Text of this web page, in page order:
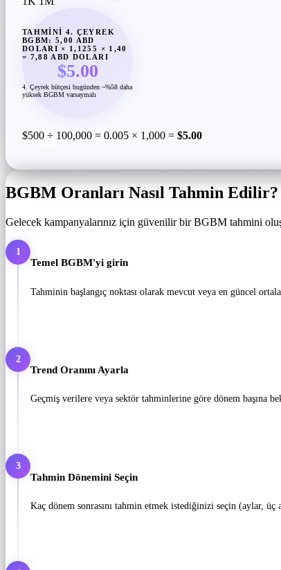
TAHMINI 4. ÇEYREK
BGBM: 5,00 ABD
DOLARI × 1,1255 × 1,40
= 7,88 ABD DOLARI
$5.00
4. Çeyrek bütçesi bugünden ~%58 daha
yüksek BGBM varsaymalı
$500 ÷ 100,000 = 0.005 × 1,000 = $5.00
BGBM Oranları Nasıl Tahmin Edilir?
Gelecek kampanyalarınız için güvenilir bir BGBM tahmini
1
Temel BGBM'yi girin
Tahminin başlangıç ​​noktası olarak mevcut veya en güncel
2
Trend Oranını Ayarla
Geçmiş verilere veya sektör tahminlerine göre dönem başına
3
Tahmin Dönemini Seçin
Kaç dönem sonrasını tahmin etmek istediğinizi seçin (aylar, üç